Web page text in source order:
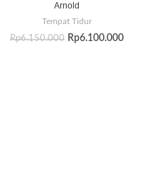
Arnold
Tempat Tidur
Rp6.150.000 Rp6.100.000